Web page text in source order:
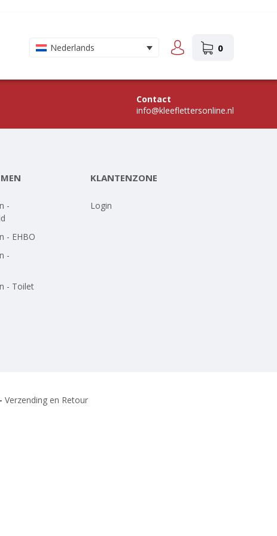
Nederlands 0
Contact
info@kleeflettersonline.nl
-
- EHBO
-
- Toilet
KLANTENZONE
Login
Verzending en Retour